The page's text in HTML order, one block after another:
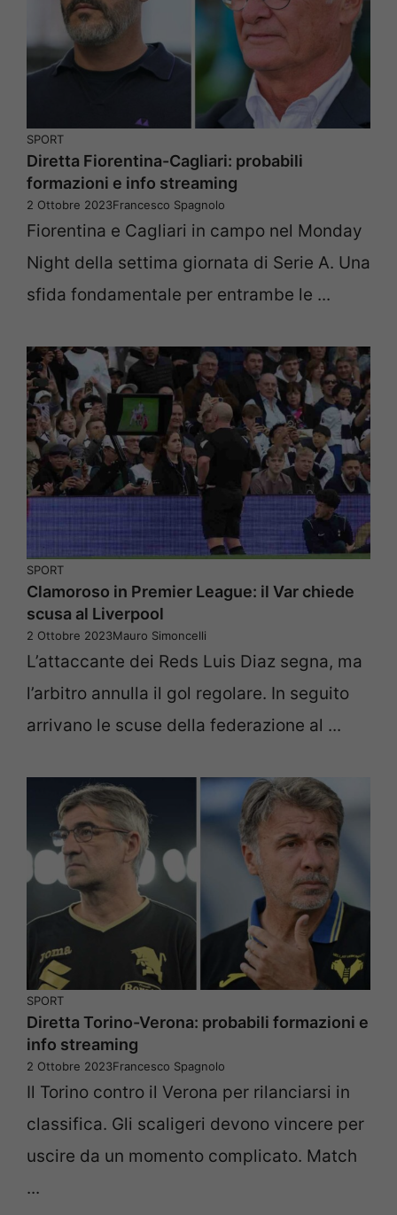
SPORT
Diretta Fiorentina-Cagliari: probabili
formazioni e info streaming
2 Ottobre 2023Francesco Spagnolo
Fiorentina e Cagliari in campo nel Monday
Night della settima giornata di Serie A. Una
sfida fondamentale per entrambe le ...
SPORT
Clamoroso in Premier League: il Var chiede
scusa al Liverpool
2 Ottobre 2023Mauro Simoncelli
L’attaccante dei Reds Luis Diaz segna, ma
l’arbitro annulla il gol regolare. In seguito
arrivano le scuse della federazione al ...
SPORT
Diretta Torino-Verona: probabili formazioni e
info streaming
2 Ottobre 2023Francesco Spagnolo
Il Torino contro il Verona per rilanciarsi in
classifica. Gli scaligeri devono vincere per
uscire da un momento complicato. Match
...